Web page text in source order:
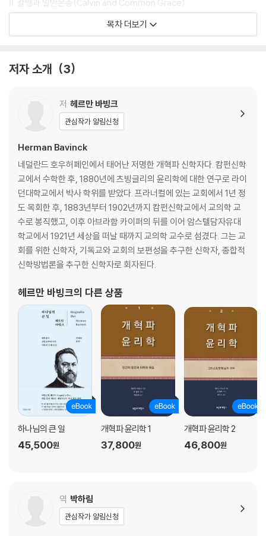
그 환상의 비합리성에서 좌절합니다.
도인은 일반 은총에 따라 현실에 직면하며, 특별 은총에 따라 현실을 구속
Ⅱ. 칼뱅과 일반은총(Calvin and Common Grace)
3. 바빙크의 일반은총론의 7가지 특징
주제 색인
인명 색인
성구 색인
목차 더보기
저자 소개 3
저 헤르만 바빙크
관심작가 알림신청
Herman Bavinck
네덜란드 호우허페인에서 태어난 저명한 개혁파 신학자다. 캄펀신학
교에서 수학한 후, 1880년에 츠빙글리의 윤리학에 대한 연구로 라이
던대학교에서 박사 학위를 받았다. 프라너컬에 있는 교회에서 1년 정
도 목회한 후, 1883년부터 1902년까지 캄펀신학교에서 교의학 교
수로 봉직했고, 이후 아브라함 카이퍼의 뒤를 이어 암스텔담자유대
학교에서 1921년 세상을 떠날 때까지 교의학 교수로 섬겼다. 그는 교
회를 위한 신학자, 기독교와 교회의 보편성을 추구한 신학자, 종합적
신학방법론을 추구한 신학자로 회자된다.
헤르만 바빙크의 다른 상품
하나님의 큰 일
45,500원
개혁파 윤리학 1
37,800원
개혁파 윤리학 2
46,800원
역 박하림
관심작가 알림신청